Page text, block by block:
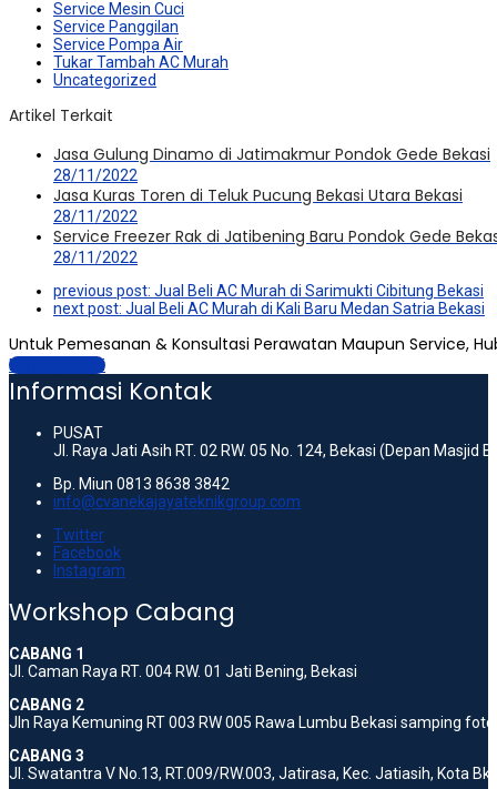
Service Mesin Cuci
Service Panggilan
Service Pompa Air
Tukar Tambah AC Murah
Uncategorized
Artikel Terkait
Jasa Gulung Dinamo di Jatimakmur Pondok Gede Bekasi
28/11/2022
Jasa Kuras Toren di Teluk Pucung Bekasi Utara Bekasi
28/11/2022
Service Freezer Rak di Jatibening Baru Pondok Gede
28/11/2022
previous post: Jual Beli AC Murah di Sarimukti Cibitung Bekasi
next post: Jual Beli AC Murah di Kali Baru Medan Satria Bekasi
Untuk Pemesanan & Konsultasi Perawatan Maupun Service,
Hubungi Kami
Informasi Kontak
PUSAT
Jl. Raya Jati Asih RT. 02 RW. 05 No. 124, Bekasi (Depan Masjid
Bp. Miun 0813 8638 3842
info@cvanekajayateknikgroup.com
Twitter
Facebook
Instagram
Workshop Cabang
CABANG 1
Jl. Caman Raya RT. 004 RW. 01 Jati Bening, Bekasi
CABANG 2
Jln Raya Kemuning RT 003 RW 005 Rawa Lumbu Bekasi samping
CABANG 3
Jl. Swatantra V No.13, RT.009/RW.003, Jatirasa, Kec. Jatiasih, Kota